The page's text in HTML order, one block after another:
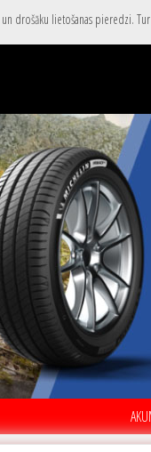
drošāku lietošanas pieredzi.